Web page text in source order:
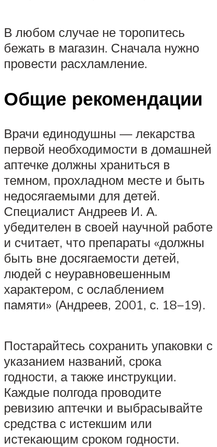
В любом случае не торопитесь
бежать в магазин. Сначала нужно
провести расхламление.
Общие рекомендации
Врачи единодушны — лекарства
первой необходимости в домашней
аптечке должны храниться в
темном, прохладном месте и быть
недосягаемыми для детей.
Специалист Андреев И. А.
убедителен в своей научной работе
и считает, что препараты «должны
быть вне досягаемости детей,
людей с неуравновешенным
характером, с ослаблением
памяти» (Андреев, 2001, с. 18−19).
Постарайтесь сохранить упаковки с
указанием названий, срока
годности, а также инструкции.
Каждые полгода проводите
ревизию аптечки и выбрасывайте
средства с истекшим или
истекающим сроком годности.